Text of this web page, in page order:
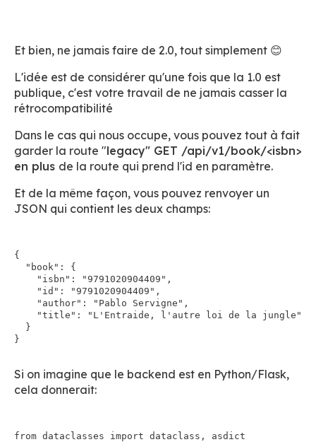
Et bien, ne jamais faire de 2.0, tout simplement 😊
L'idée est de considérer qu'une fois que la 1.0 est
publique, c'est votre travail de ne jamais casser la
rétrocompatibilité
Dans le cas qui nous occupe, vous pouvez tout à fait
garder la route "legacy" GET /api/v1/book/<isbn>
en plus de la route qui prend l'id en paramètre.
Et de la même façon, vous pouvez renvoyer un
JSON qui contient les deux champs:
{
  "book": {
    "isbn": "9791020904409",
    "id": "9791020904409",
    "author": "Pablo Servigne",
    "title": "L'Entraide, l'autre loi de la jungle"
  }
Si on imagine que le backend est en Python/Flask,
cela donnerait:
from dataclasses import dataclass, asdict